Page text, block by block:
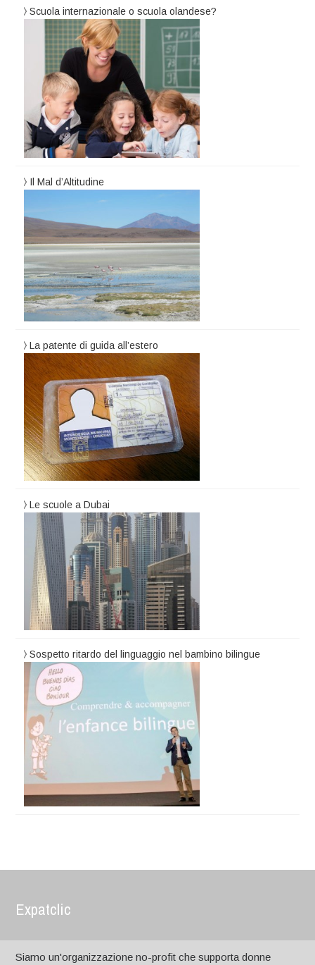
Scuola internazionale o scuola olandese?
Il Mal d’Altitudine
La patente di guida all’estero
Le scuole a Dubai
Sospetto ritardo del linguaggio nel bambino bilingue
Expatclic
Siamo un'organizzazione no-profit che supporta donne